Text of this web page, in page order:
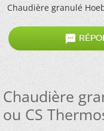
Chaudière granulé

Chaudière
ou CS